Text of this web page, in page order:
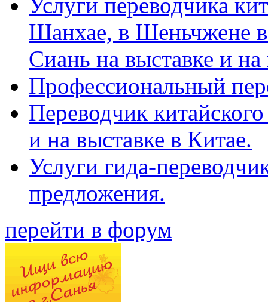
Шанхае, в Шеньчжене
Сиань на выставке и
Профессиональный
Переводчик
и на выставке в Китае.
Услуги гида-
предложения.
перейти в форум